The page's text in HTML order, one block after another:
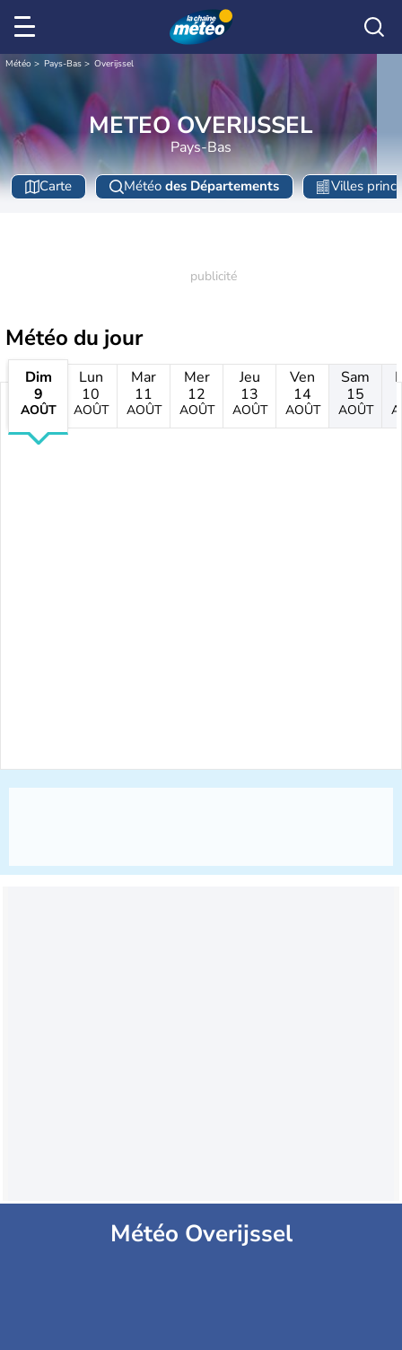
Météo Pays-Bas Overijssel
METEO OVERIJSSEL
Pays-Bas
Carte Météo des Départements Villes
Météo du jour
Dim
9
AOÛT
Lun
10
AOÛT
Mar
11
AOÛT
Mer
12
AOÛT
Jeu
13
AOÛT
Ven
14
AOÛT
Sam
15
AOÛT
Météo Overijssel